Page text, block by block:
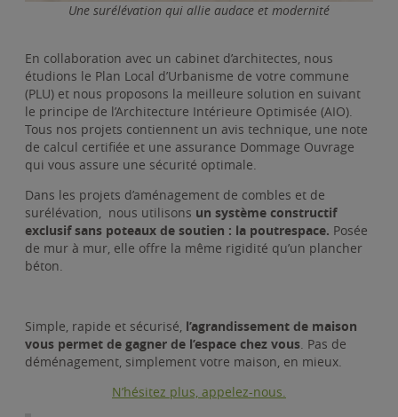
Une surélévation qui allie audace et modernité
En collaboration avec un cabinet d’architectes, nous
étudions le Plan Local d’Urbanisme de votre commune
(PLU) et nous proposons la meilleure solution en suivant
le principe de l’Architecture Intérieure Optimisée (AIO).
Tous nos projets contiennent un avis technique, une note
de calcul certifiée et une assurance Dommage Ouvrage
qui vous assure une sécurité optimale.
Dans les projets d’aménagement de combles et de
surélévation, nous utilisons un système constructif
exclusif sans poteaux de soutien : la poutrespace. Posée
de mur à mur, elle offre la même rigidité qu’un plancher
béton.
Simple, rapide et sécurisé, l’agrandissement de maison
vous permet de gagner de l’espace chez vous. Pas de
déménagement, simplement votre maison, en mieux.
N’hésitez plus, appelez-nous.